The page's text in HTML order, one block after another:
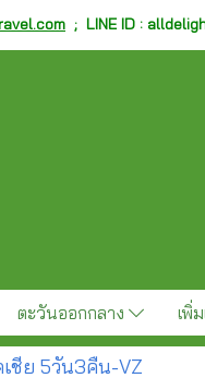
; LINE ID :
ตะวันออกกลาง เพิ่
ชีย 5วัน3คืน-VZ